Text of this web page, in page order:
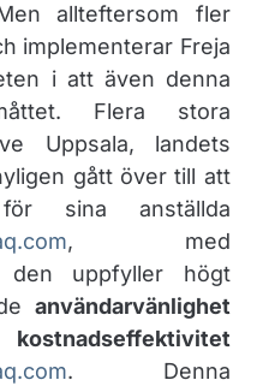
allteftersom fler
implementerar Freja
i att även denna
Flera stora
Uppsala, landets
gått över till att
sina anställda​
, med
uppfyller högt
användarvänlighet
. Denna